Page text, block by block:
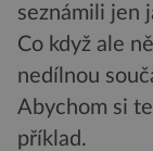
seznámili jen
Co když ale
nedílnou
Abychom si
příklad.